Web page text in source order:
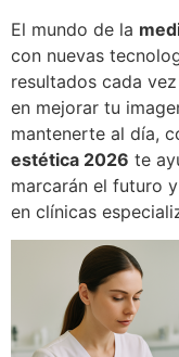
El mundo de la
con nuevas
resultados cada
en mejorar tu
mantenerte al día,
estética 2026 te
marcarán el futuro
en clínicas